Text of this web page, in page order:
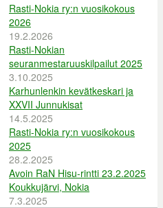
Rasti-Nokia ry:n vuosikokous
2026
19.2.2026
Rasti-Nokian
seuranmestaruuskilpailut 2025
3.10.2025
Karhunlenkin kevätkeskari ja
XXVII Junnukisat
14.5.2025
Rasti-Nokia ry:n vuosikokous
2025
28.2.2025
Avoin RaN Hisu-rintti 23.2.2025
Koukkujärvi, Nokia
7.3.2025